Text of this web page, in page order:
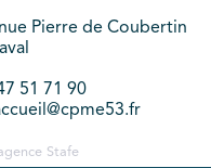
Pierre de Coubertin
51 71 90
Stafe